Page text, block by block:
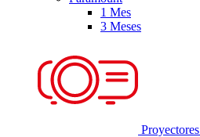
1 Mes
3 Meses
Proyectores